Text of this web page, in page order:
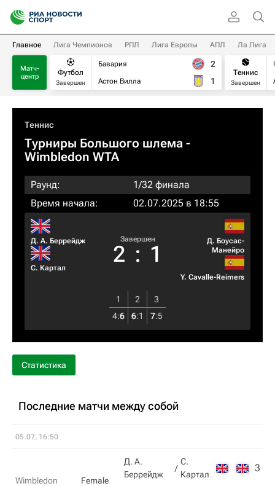
Главное Лига Чемпионов РПЛ Лига Европы АПЛ Ла Лига
Матч-
центр
Футбол
Завершен
Бавария
Астон Вилла
2
1
Теннис
Завершен
Теннис
Турниры Большого шлема -
Wimbledon WTA
Раунд:
1/32 финала
Время начала:
02.07.2025 в 18:55
Д. А. Беррейдж
С. Картал
Завершен
2 : 1
Д. Боусас-
Манейро
Y. Cavalle-Reimers
1 2
3
4:6 6:1 7:5
Статистика
Последние матчи между собой
05.07, 16:50
Wimbledon
Female
Д. А.
Беррейдж
С.
Картал
3